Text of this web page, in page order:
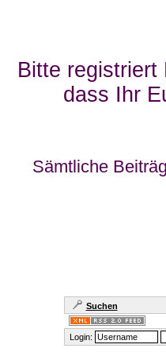
Bitte
dass Ihr
Sämtliche
Suchen
Login: